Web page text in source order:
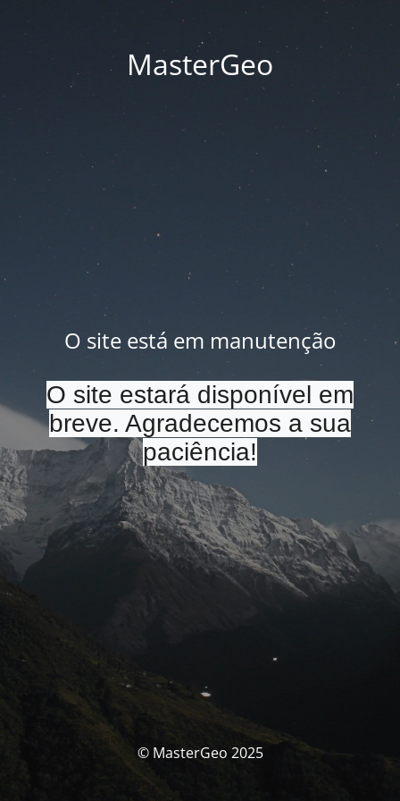
MasterGeo
O site está em manutenção
O site estará disponível em
breve. Agradecemos a sua
paciência!
© MasterGeo 2025